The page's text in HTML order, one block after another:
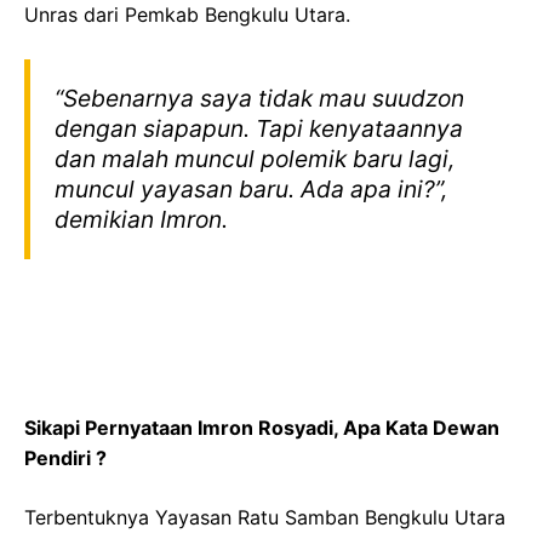
Unras dari Pemkab Bengkulu Utara.
“Sebenarnya saya tidak mau suudzon
dengan siapapun. Tapi kenyataannya
dan malah muncul polemik baru lagi,
muncul yayasan baru. Ada apa ini?”,
demikian Imron.
Sikapi Pernyataan Imron Rosyadi, Apa Kata Dewan
Pendiri ?
Terbentuknya Yayasan Ratu Samban Bengkulu Utara